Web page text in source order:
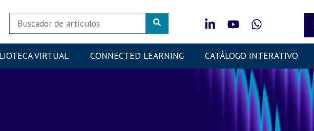
VIRTUAL CONNECTED LEARNING CATÁLOGO INTERATIVO